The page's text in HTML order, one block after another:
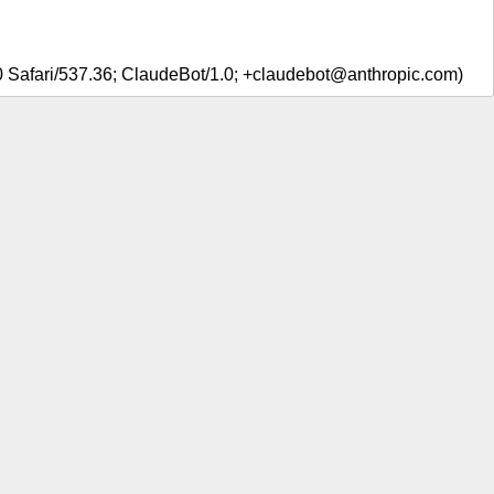
537.36; ClaudeBot/1.0; +claudebot@anthropic.com)